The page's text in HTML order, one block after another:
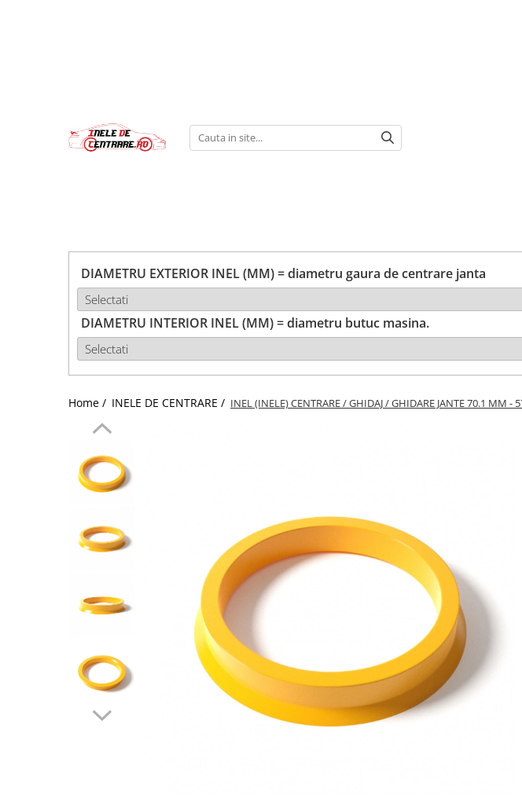
DIAMETRU EXTERIOR INEL (MM) = diametru gaura de centrare janta
DIAMETRU INTERIOR INEL (MM) = diametru butuc masina.
Home / INELE DE CENTRARE / INEL (INELE) CENTRARE / GHIDAJ / GHIDARE JANTE 70.1 MM -